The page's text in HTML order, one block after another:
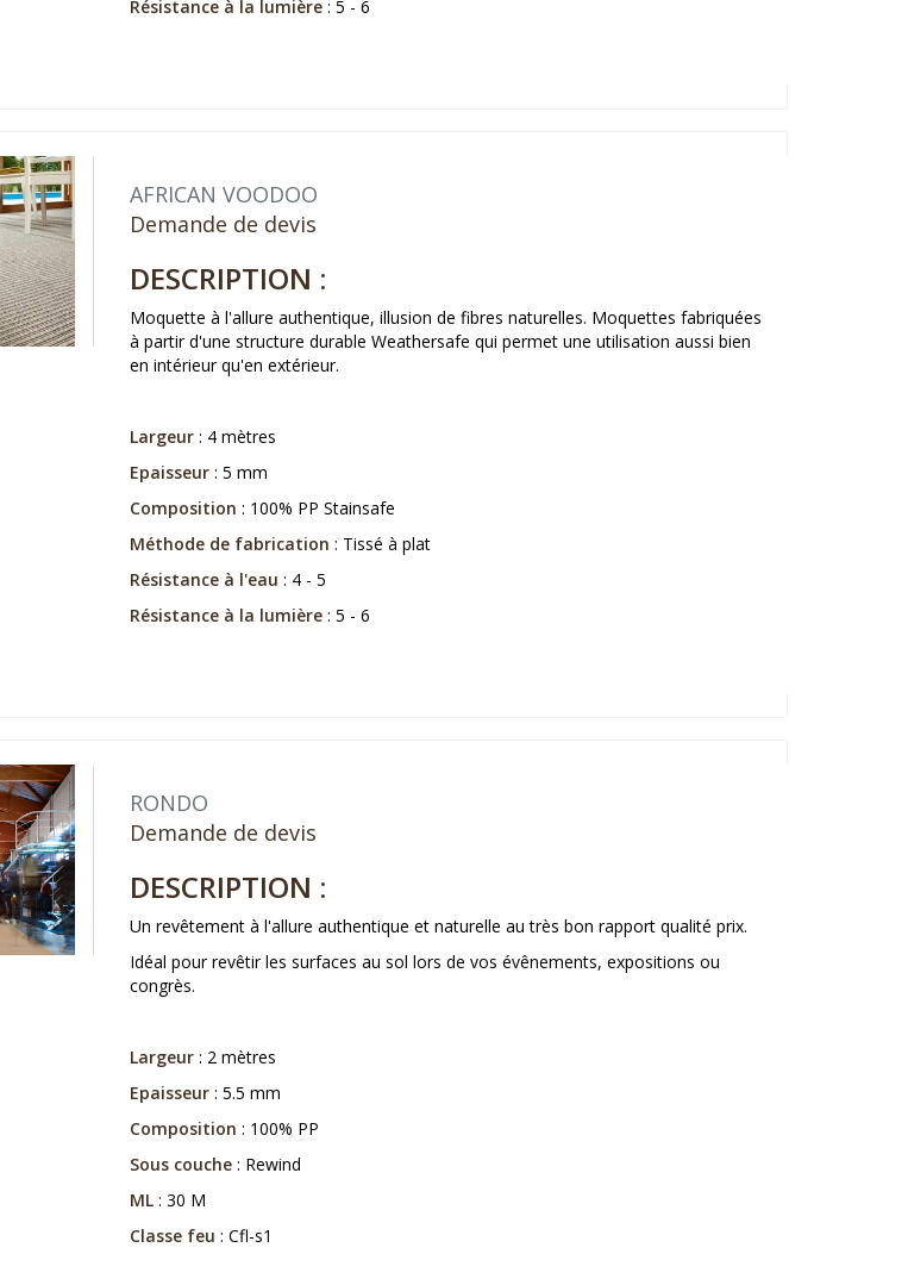
Résistance à la lumière : 5 - 6
AFRICAN VOODOO
Demande de devis
DESCRIPTION :
Moquette à l'allure authentique, illusion de fibres naturelles. Moquettes fabriquées
à partir d'une structure durable Weathersafe qui permet une utilisation aussi bien
en intérieur qu'en extérieur.
Largeur : 4 mètres
Epaisseur : 5 mm
Composition : 100% PP Stainsafe
Méthode de fabrication : Tissé à plat
Résistance à l'eau : 4 - 5
Résistance à la lumière : 5 - 6
RONDO
Demande de devis
DESCRIPTION :
Un revêtement à l'allure authentique et naturelle au très bon rapport qualité prix.
Idéal pour revêtir les surfaces au sol lors de vos évênements, expositions ou
congrès.
Largeur : 2 mètres
Epaisseur : 5.5 mm
Composition : 100% PP
Sous couche : Rewind
ML : 30 M
Classe feu : Cfl-s1